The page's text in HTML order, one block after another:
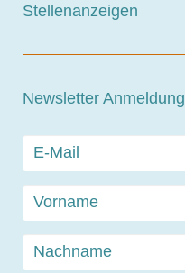
Stellenanzeigen
Newsletter Anmeldung